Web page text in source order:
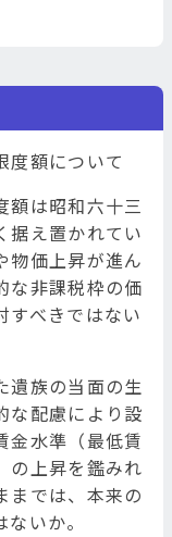
度額について
は昭和六十三
据え置かれてい
物価上昇が進ん
な非課税枠の価
すべきではない
族の当面の生
な配慮により設
金水準（最低賃
の上昇を鑑みれ
までは、本来の
いか。